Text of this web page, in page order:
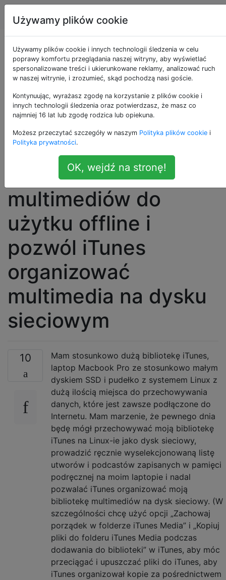
Apple Tagi
Przechowuj
bibliotekę iTunes na
dysku sieciowym,
przechowuj lokalną
pamięć podręczną
niektórych
multimediów do
użytku offline i
pozwól iTunes
organizować
multimedia na dysku
sieciowym
10
Mam stosunkowo dużą bibliotekę iTunes,
laptop Macbook Pro ze stosunkowo małym
dyskiem SSD i pudełko z systemem Linux z
dużą ilością miejsca do przechowywania
danych, które jest zawsze podłączone do
Internetu. Mam marzenie, że pewnego dnia
będę mógł przechowywać moją bibliotekę
iTunes na Linux-ie jako dysk sieciowy,
prowadzić ręcznie wyselekcjonowaną listę
utworów i podcastów zapisanych w pamięci
podręcznej na moim laptopie i nadal
pozwalać iTunes organizować moją
bibliotekę multimediów na dysk sieciowy. (W
szczególności chcę użyć opcji „Zachowaj
porządek w folderze iTunes Media” i „Kopiuj
pliki do folderu iTunes Media podczas
dodawania do biblioteki” w iTunes, aby móc
przeciągać i upuszczać pliki do iTunes, aby
iTunes organizował kopie za pośrednictwem
Używamy plików cookie
Używamy plików cookie i innych technologii śledzenia w celu
poprawy komfortu przeglądania naszej witryny, aby wyświetlać
spersonalizowane treści i ukierunkowane reklamy, analizować ruch
w naszej witrynie, i zrozumieć, skąd pochodzą nasi goście.
Kontynuując, wyrażasz zgodę na korzystanie z plików cookie i
innych technologii śledzenia oraz potwierdzasz, że masz co
najmniej 16 lat lub zgodę rodzica lub opiekuna.
Możesz przeczytać szczegóły w naszym Polityka plików cookie i
Polityka prywatności.
OK, wejdź na stronę!